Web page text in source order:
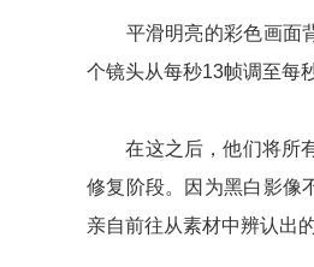
平滑明亮的彩色画面背
个镜头从每秒13帧调至每
在这之后，他们将所有
修复阶段。因为黑白影像
亲自前往从素材中辨认出